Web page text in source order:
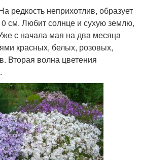
редкость неприхотлив, образует
см. Любит солнце и сухую землю,
с начала мая на два месяца
красных, белых, розовых,
Вторая волна цветения